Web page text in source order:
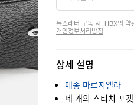
뉴스레터 구독 시, HBX의 약
개인정보처리방침
상세 설명
메종 마르지엘라
네 개의 스티치 포